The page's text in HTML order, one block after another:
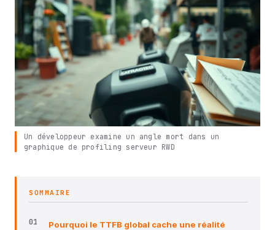
Un développeur examine un angle mort dans un
graphique de profiling serveur RWD
SOMMAIRE
Pourquoi le TTFB global cache une réalité